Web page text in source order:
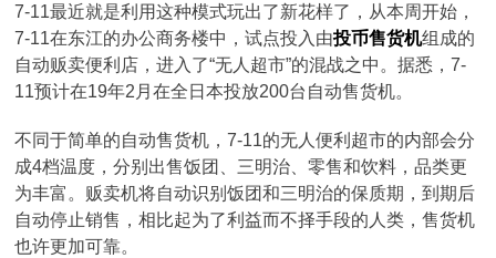
7-11最近就是利用这种模式玩出了新花样了，从本周开始，
7-11在东江的办公商务楼中，试点投入由投币售货机组成的
自动贩卖便利店，进入了“无人超市”的混战之中。据悉，7-
11预计在19年2月在全日本投放200台自动售货机。
不同于简单的自动售货机，7-11的无人便利超市的内部会分
成4档温度，分别出售饭团、三明治、零售和饮料，品类更
为丰富。贩卖机将自动识别饭团和三明治的保质期，到期后
自动停止销售，相比起为了利益而不择手段的人类，售货机
也许更加可靠。